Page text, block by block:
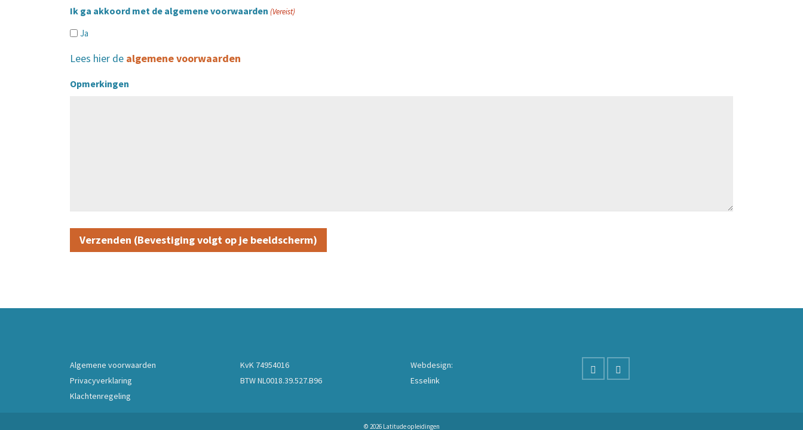
Ik ga akkoord met de algemene voorwaarden (Vereist)
Ja
Lees hier de algemene voorwaarden
Opmerkingen
Algemene voorwaarden
Privacyverklaring
Klachtenregeling
KvK 74954016
BTW NL0018.39.527.B96
Webdesign:
Esselink
© 2026 Latitude opleidingen